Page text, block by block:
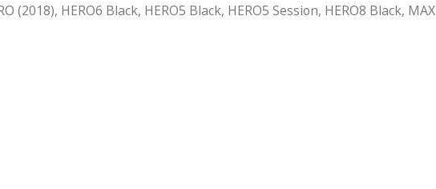
(2018), HERO6 Black, HERO5 Black, HERO5 Session, HERO8 Black, MAX